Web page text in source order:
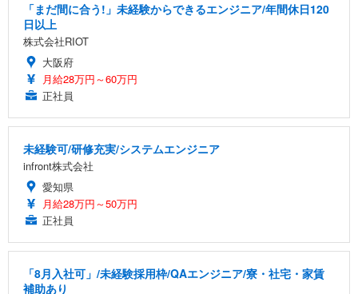
「まだ間に合う!」未経験からできるエンジニア/年間休日120
日以上
株式会社RIOT
大阪府
月給28万円～60万円
正社員
未経験可/研修充実/システムエンジニア
infront株式会社
愛知県
月給28万円～50万円
正社員
「8月入社可」/未経験採用枠/QAエンジニア/寮・社宅・家賃
補助あり